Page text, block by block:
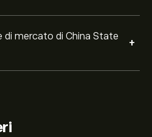
di mercato di China State
+